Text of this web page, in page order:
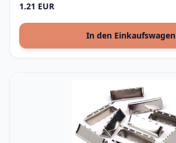
1.21 EUR
In den Einkaufswagen